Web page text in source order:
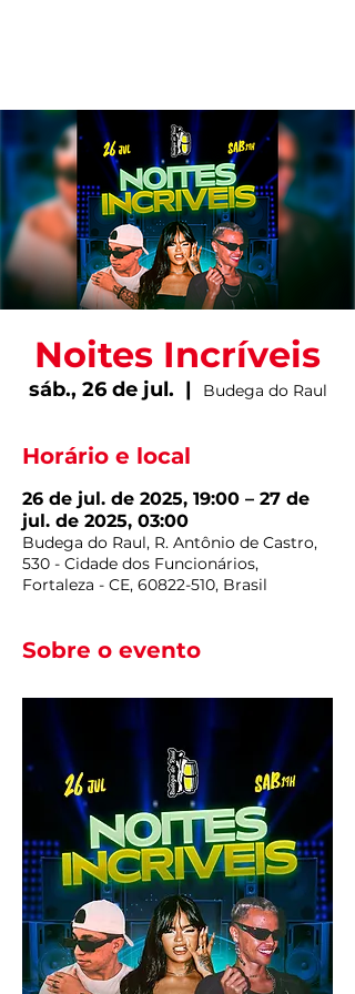
Noites Incríveis
sáb., 26 de jul.
  |
Budega do Raul
Horário e local
26 de jul. de 2025, 19:00 – 27 de
jul. de 2025, 03:00
Budega do Raul, R. Antônio de Castro,
530 - Cidade dos Funcionários,
Fortaleza - CE, 60822-510, Brasil
Sobre o evento